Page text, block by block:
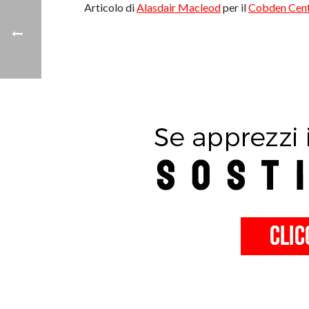
Articolo diAlasdair Macleodper ilCobden